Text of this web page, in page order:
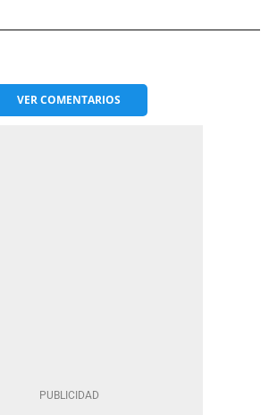
VERCOMENTARIOS